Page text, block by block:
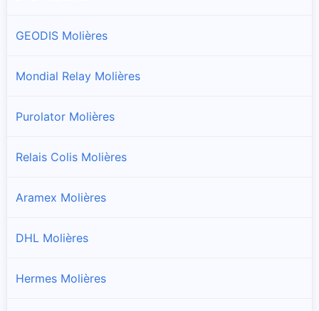
GEODIS Molières
Mondial Relay Molières
Purolator Molières
Relais Colis Molières
Aramex Molières
DHL Molières
Hermes Molières